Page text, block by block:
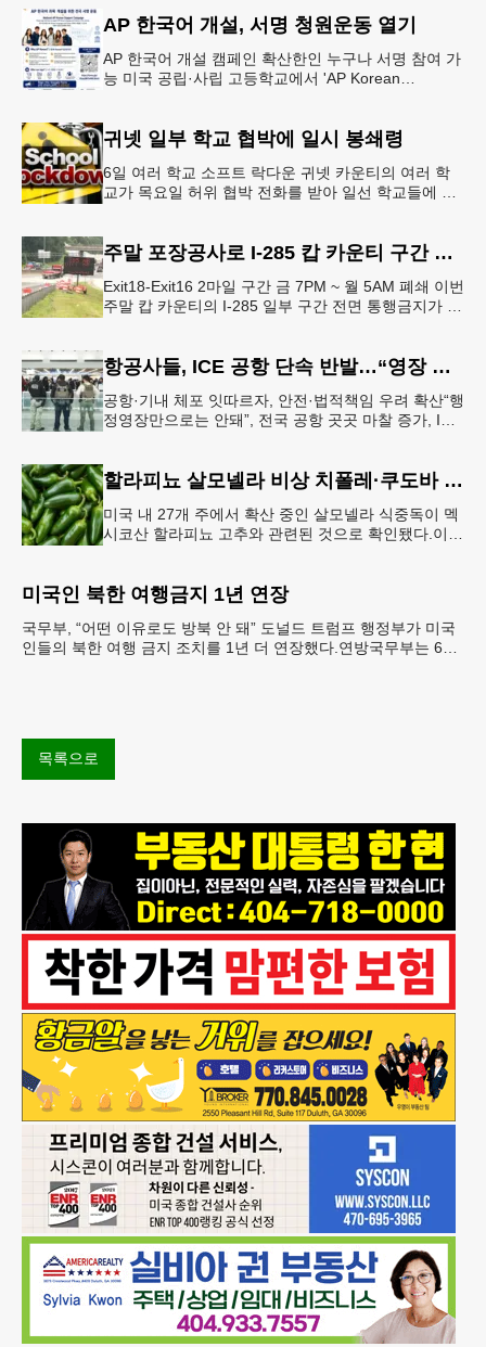
AP 한국어 개설, 서명 청원운동 열기
AP 한국어 개설 캠페인 확산한인 누구나 서명 참여 가
능 미국 공립·사립 고등학교에서 'AP Korean
귀넷 일부 학교 협박에 일시 봉쇄령
6일 여러 학교 소프트 락다운 귀넷 카운티의 여러 학
교가 목요일 허위 협박 전화를 받아 일선 학교들에 일
주말 포장공사로 I-285 캅 카운티 구간 통행금지
Exit18-Exit16 2마일 구간 금 7PM ~ 월 5AM 폐쇄 이번
주말 캅 카운티의 I-285 일부 구간 전면 통행금지가 시
항공사들, ICE 공항 단속 반발…“영장 없인 협조 불가”
공항·기내 체포 잇따르자, 안전·법적책임 우려 확산“행
정영장만으로는 안돼”, 전국 공항 곳곳 마찰 증가, ICE
할라피뇨 살모넬라 비상 치폴레·쿠도바 긴급 회수
미국 내 27개 주에서 확산 중인 살모넬라 식중독이 멕
시코산 할라피뇨 고추와 관련된 것으로 확인됐다.이에
미국인 북한 여행금지 1년 연장
국무부, “어떤 이유로도 방북 안 돼” 도널드 트럼프 행정부가 미국
인들의 북한 여행 금지 조치를 1년 더 연장했다.연방국무부는 6일
목록으로